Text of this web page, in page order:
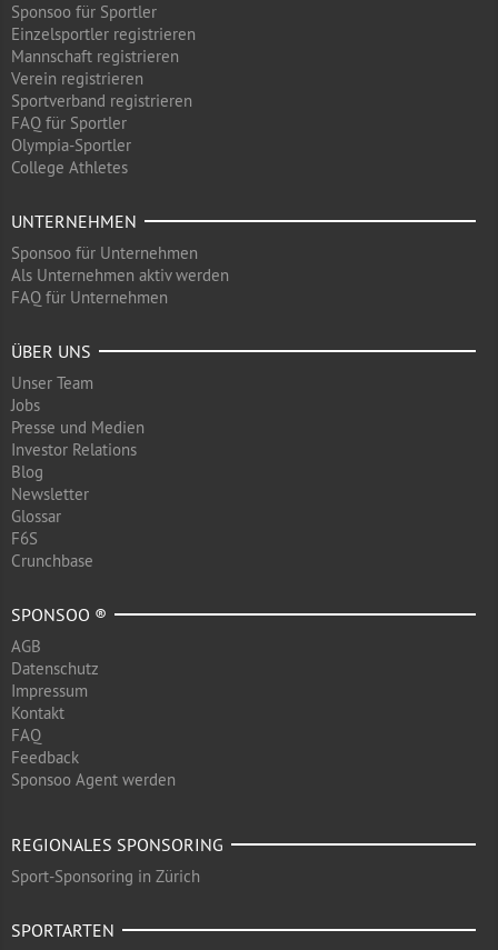
Sponsoo für Sportler
Einzelsportler registrieren
Mannschaft registrieren
Verein registrieren
Sportverband registrieren
FAQ für Sportler
Olympia-Sportler
College Athletes
UNTERNEHMEN
Sponsoo für Unternehmen
Als Unternehmen aktiv werden
FAQ für Unternehmen
ÜBER UNS
Unser Team
Jobs
Presse und Medien
Investor Relations
Blog
Newsletter
Glossar
F6S
Crunchbase
SPONSOO ®
AGB
Datenschutz
Impressum
Kontakt
FAQ
Feedback
Sponsoo Agent werden
REGIONALES SPONSORING
Sport-Sponsoring in Zürich
SPORTARTEN